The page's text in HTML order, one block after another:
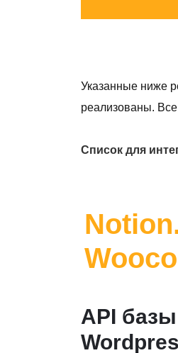
Указанные ниже
реализованы.
Список для
API